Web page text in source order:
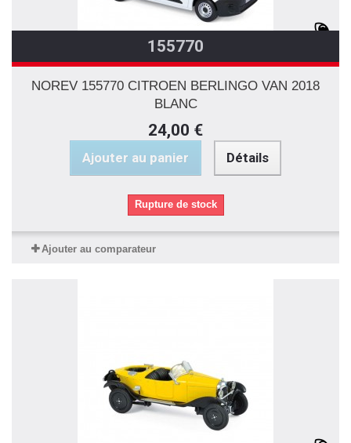
155770
NOREV 155770 CITROEN BERLINGO VAN 2018
BLANC
24,00 €
Ajouter au panier Détails
Rupture de stock
Ajouter au comparateur